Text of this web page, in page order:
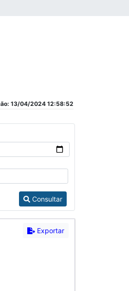
13/04/2024 12:58:52
Consultar
Exportar